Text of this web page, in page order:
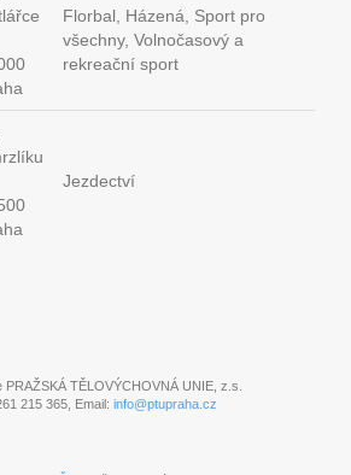
Florbal, Házená, Sport pro
všechny, Volnočasový a
rekreační sport
Jezdectví
PRAŽSKÁ TĚLOVÝCHOVNÁ UNIE, z.s.
215 365, Email: info@ptupraha.cz